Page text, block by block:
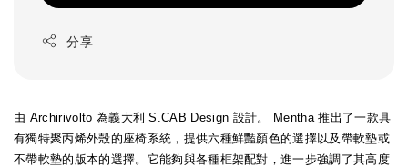
分享
由 Archirivolto 為義大利 S.CAB Design 設計。 Mentha 推出了一款具
有獨特聚丙烯外殼的座椅系統，提供六種鮮豔顏色的選擇以及帶軟墊或
不帶軟墊的版本的選擇。它能夠與各種框架配對，進一步強調了其高度